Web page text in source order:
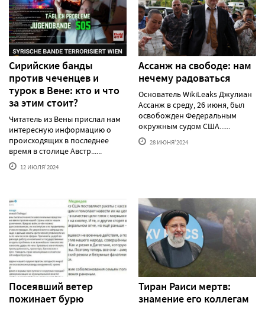
Сирийские банды
против чеченцев и
турок в Вене: кто и что
за этим стоит?
Читатель из Вены прислал нам
интересную информацию о
происходящих в последнее
время в столице Австр......
12 ИЮЛЯ'2024
Ассанж на свободе: нам
нечему радоваться
Основатель WikiLeaks Джулиан
Ассанж в среду, 26 июня, был
освобожден Федеральным
окружным судом США......
28 ИЮНЯ'2024
Посеявший ветер
пожинает бурю
Тиран Раиси мертв:
знамение его коллегам